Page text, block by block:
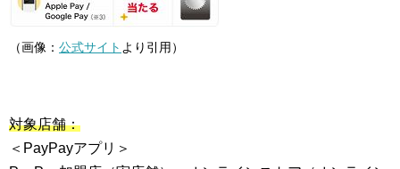
（画像： 公式サイト より引用）
対象店舗：
＜PayPayアプリ＞